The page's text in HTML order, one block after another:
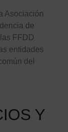
Asociación
de
FFDD
entidades
del
Y